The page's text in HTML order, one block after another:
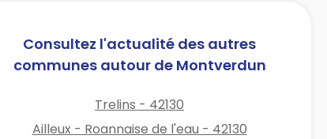
Consultez l'actualité des autres
communes autour de Montverdun
Trelins - 42130
Ailleux - Roannaise de l'eau - 42130